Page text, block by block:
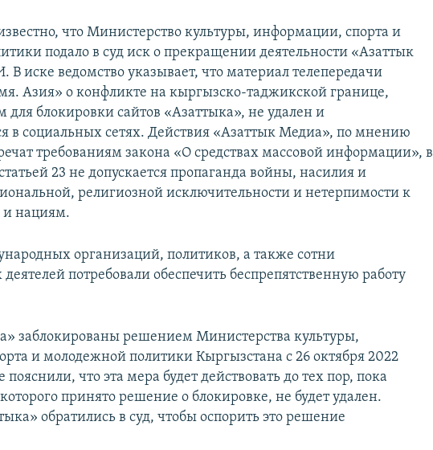
что Министерство культуры, информации, спорта и
подало в суд иск о прекращении деятельности «Азаттык
иске ведомство указывает, что материал телепередачи
Азия» о конфликте на кыргызско-таджикской границе,
для блокировки сайтов «Азаттыка», не удален и
в социальных сетях. Действия «Азаттык Медиа», по мнению
требованиям закона «О средствах массовой информации», в
23 не допускается пропаганда войны, насилия и
религиозной исключительности и нетерпимости к
и нациям.
организаций, политиков, а также сотни
потребовали обеспечить беспрепятственную работу
заблокированы решением Министерства культуры,
и молодежной политики Кыргызстана с 26 октября 2022
пояснили, что эта мера будет действовать до тех пор, пока
принято решение о блокировке, не будет удален.
обратились в суд, чтобы оспорить это решение